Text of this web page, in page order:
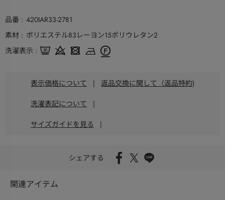
品番
420IAR33-2781
素材
ポリエステル83レーヨン15ポリウレタン2
洗濯表示
表示価格について | 返品交換に関して（返品特約)
洗濯表記について |
サイズガイドを見る |
シェアする
関連アイテム